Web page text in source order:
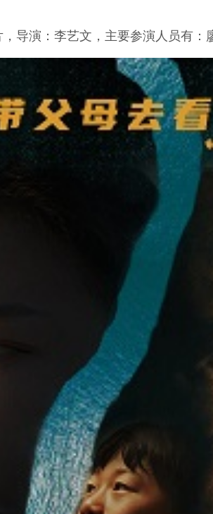
导演：李艺文，主要参演人员有：